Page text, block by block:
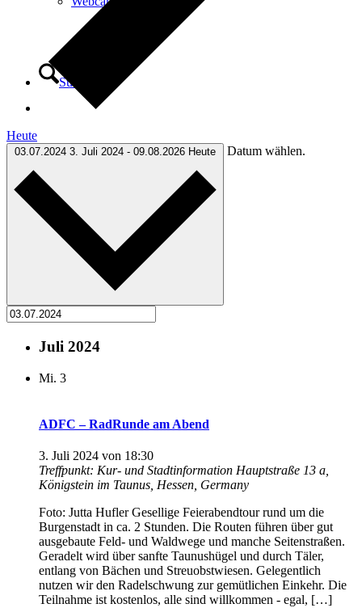
Suche
Heute
03.07.2024 3. Juli 2024 - 09.08.2026 Heute Datum wählen.
Juli 2024
Mi. 3
ADFC – RadRunde am Abend
3. Juli 2024 von 18:30
Treffpunkt: Kur- und Stadtinformation Hauptstraße 13 a,
Königstein im Taunus, Hessen, Germany
Foto: Jutta Hufler Gesellige Feierabendtour rund um die
Burgenstadt in ca. 2 Stunden. Die Routen führen über gut
ausgebaute Feld- und Waldwege und manche Seitenstraßen.
Geradelt wird über sanfte Taunushügel und durch Täler,
entlang von Bächen und Streuobstwiesen. Gelegentlich
nutzen wir den Radelschwung zur gemütlichen Einkehr. Die
Teilnahme ist kostenlos, alle sind willkommen - egal, […]